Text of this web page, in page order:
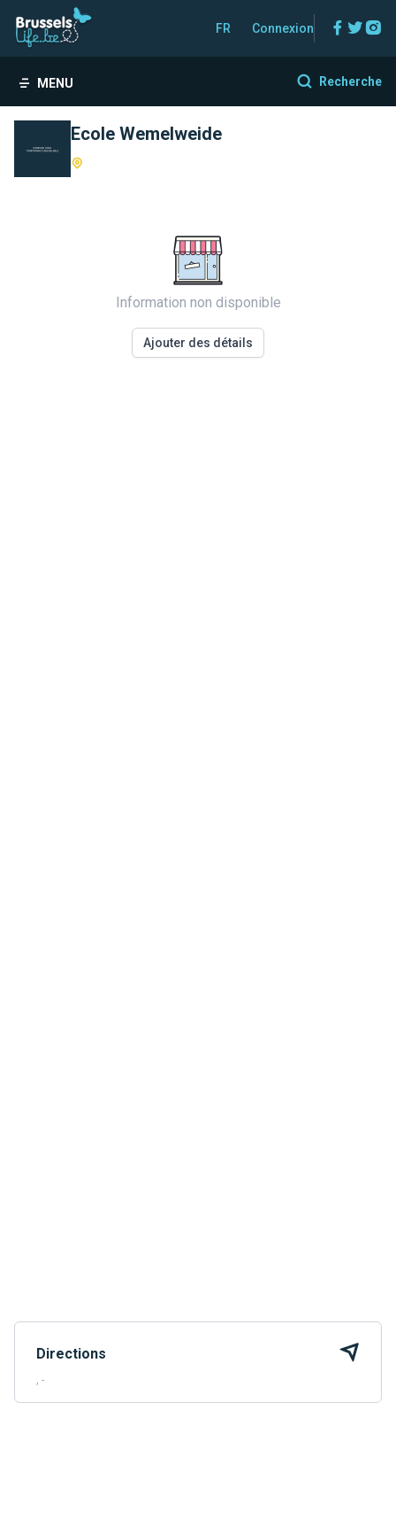
FR Connexion
MENU Recherche
Ecole Wemelweide
Information non disponible
Ajouter des détails
Directions
, -